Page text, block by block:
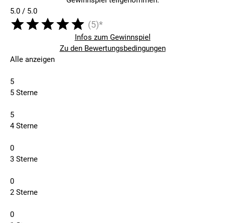
5.0 / 5.0
(5)*
Infos zum Gewinnspiel
Zu den Bewertungsbedingungen
Alle anzeigen
5
5 Sterne
5
4 Sterne
0
3 Sterne
0
2 Sterne
0